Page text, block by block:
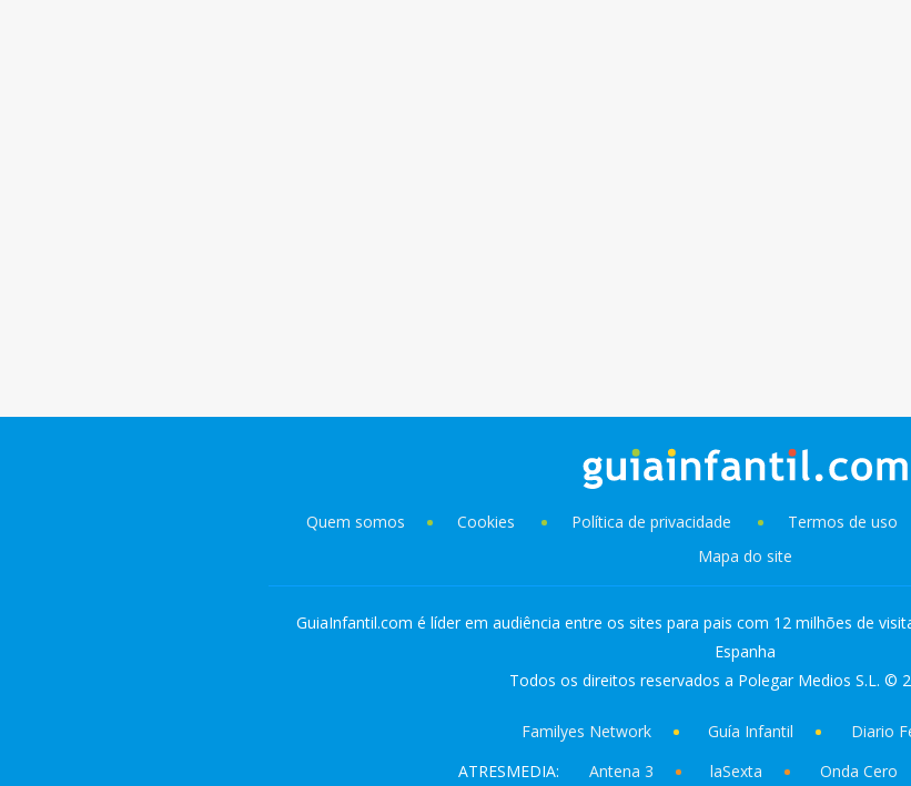
Quem somos Cookies Política de privacidade Termos de uso
Mapa do site
GuiaInfantil.com é líder em audiência entre os sites para pais com 12 milhões de
Espanha
Todos os direitos reservados a Polegar Medios S.L. ©
Familyes Network Guía Infantil
Diario
ATRESMEDIA:
Antena 3 laSexta Onda Cero